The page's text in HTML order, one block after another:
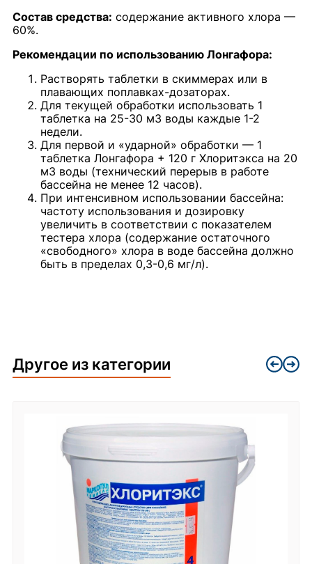
Состав средства: содержание активного хлора —
60%.
Рекомендации по использованию Лонгафора:
Растворять таблетки в скиммерах или в
плавающих поплавках-дозаторах.
Для текущей обработки использовать 1
таблетка на 25-30 м3 воды каждые 1-2
недели.
Для первой и «ударной» обработки — 1
таблетка Лонгафора + 120 г Хлоритэкса на 20
м3 воды (технический перерыв в работе
бассейна не менее 12 часов).
При интенсивном использовании бассейна:
частоту использования и дозировку
увеличить в соответствии с показателем
тестера хлора (содержание остаточного
«свободного» хлора в воде бассейна должно
быть в пределах 0,3-0,6 мг/л).
Другое из категории